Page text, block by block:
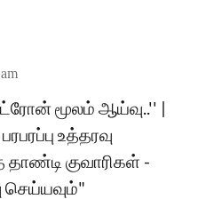
மூலம் ஆய்வு..'' |
உத்தரவு
குவாரிகள் -
செய்யவும்"